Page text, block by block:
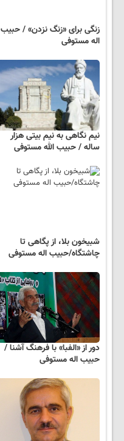
زنگی برای «زنگ نزدن» / حبیب
اله مستوفی
نیم نگاهی به نیم بیتی هزار
ساله / حبیب الله مستوفی
شبیخون بلا، از پگاهی تا
چاشتگاه/حبیب اله مستوفی
دور از «الفبا» با فرهنگ آشنا /
حبیب اله مستوفی